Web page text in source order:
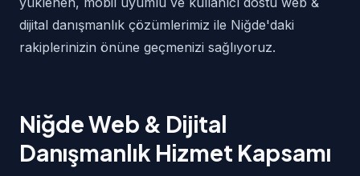
dijital danışmanlık çözümlerimiz ile Niğde'daki
rakiplerinizin önüne geçmenizi sağlıyoruz.
Niğde Web & Dijital
Danışmanlık Hizmet Kapsamı